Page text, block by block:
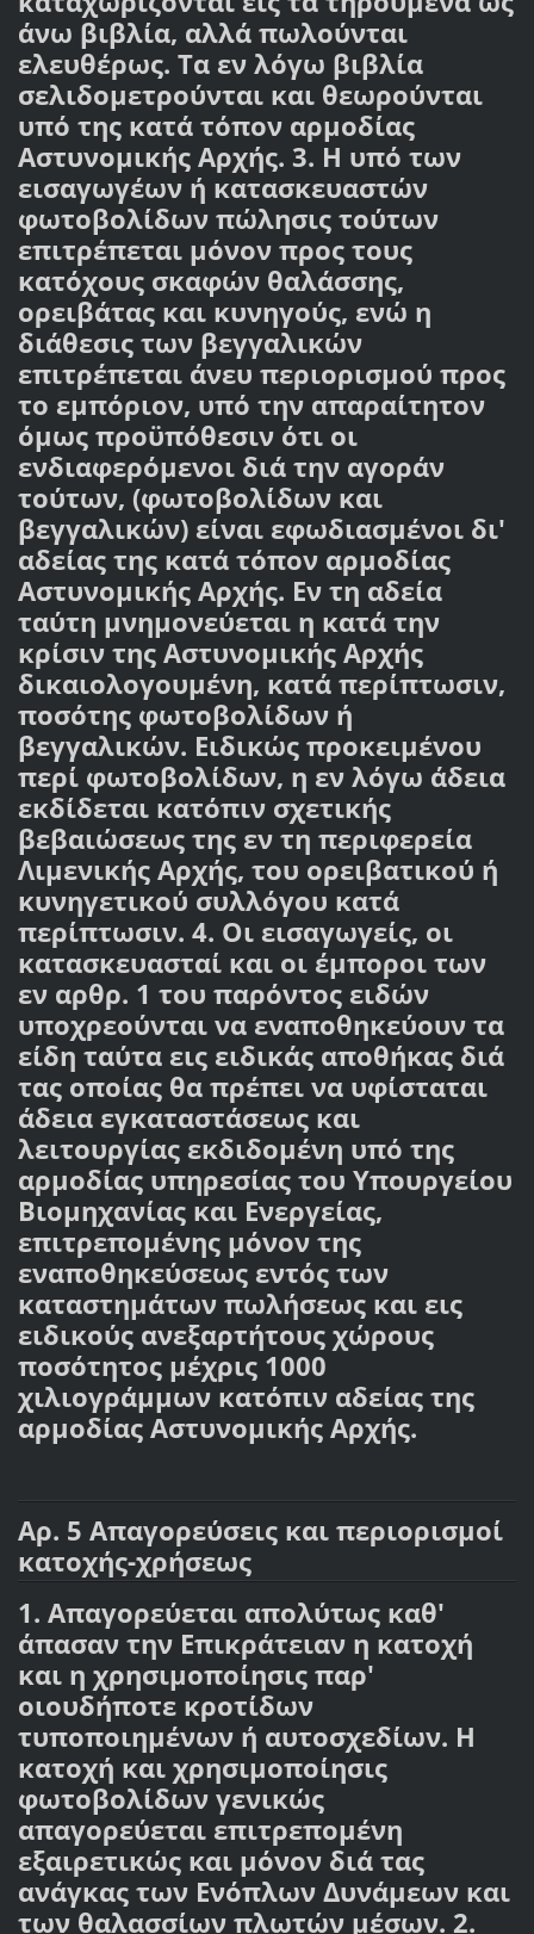
άνω βιβλία, αλλά πωλούνται
ελευθέρως. Τα εν λόγω βιβλία
σελιδομετρούνται και θεωρούνται
υπό της κατά τόπον αρμοδίας
Αστυνομικής Αρχής. 3. Η υπό των
εισαγωγέων ή κατασκευαστών
φωτοβολίδων πώλησις τούτων
επιτρέπεται μόνον προς τους
κατόχους σκαφών θαλάσσης,
ορειβάτας και κυνηγούς, ενώ η
διάθεσις των βεγγαλικών
επιτρέπεται άνευ περιορισμού προς
το εμπόριον, υπό την απαραίτητον
όμως προϋπόθεσιν ότι οι
ενδιαφερόμενοι διά την αγοράν
τούτων, (φωτοβολίδων και
βεγγαλικών) είναι εφωδιασμένοι δι'
αδείας της κατά τόπον αρμοδίας
Αστυνομικής Αρχής. Εν τη αδεία
ταύτη μνημονεύεται η κατά την
κρίσιν της Αστυνομικής Αρχής
δικαιολογουμένη, κατά περίπτωσιν,
ποσότης φωτοβολίδων ή
βεγγαλικών. Ειδικώς προκειμένου
περί φωτοβολίδων, η εν λόγω άδεια
εκδίδεται κατόπιν σχετικής
βεβαιώσεως της εν τη περιφερεία
Λιμενικής Αρχής, του ορειβατικού ή
κυνηγετικού συλλόγου κατά
περίπτωσιν. 4. Οι εισαγωγείς, οι
κατασκευασταί και οι έμποροι των
εν αρθρ. 1 του παρόντος ειδών
υποχρεούνται να εναποθηκεύουν τα
είδη ταύτα εις ειδικάς αποθήκας διά
τας οποίας θα πρέπει να υφίσταται
άδεια εγκαταστάσεως και
λειτουργίας εκδιδομένη υπό της
αρμοδίας υπηρεσίας του Υπουργείου
Βιομηχανίας και Ενεργείας,
επιτρεπομένης μόνον της
εναποθηκεύσεως εντός των
καταστημάτων πωλήσεως και εις
ειδικούς ανεξαρτήτους χώρους
ποσότητος μέχρις 1000
χιλιογράμμων κατόπιν αδείας της
αρμοδίας Αστυνομικής Αρχής.
Αρ. 5 Απαγορεύσεις και περιορισμοί
κατοχής-χρήσεως
1. Απαγορεύεται απολύτως καθ'
άπασαν την Επικράτειαν η κατοχή
και η χρησιμοποίησις παρ'
οιουδήποτε κροτίδων
τυποποιημένων ή αυτοσχεδίων. Η
κατοχή και χρησιμοποίησις
φωτοβολίδων γενικώς
απαγορεύεται επιτρεπομένη
εξαιρετικώς και μόνον διά τας
ανάγκας των Ενόπλων Δυνάμεων και
των θαλασσίων πλωτών μέσων. 2.